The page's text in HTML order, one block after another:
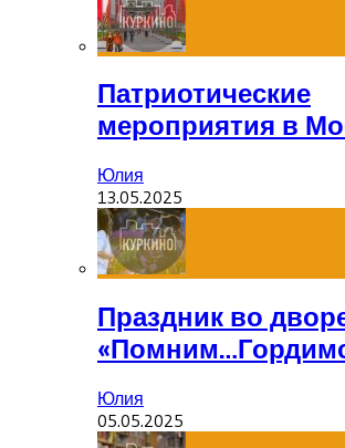
Патриотические
мероприятия в
Юлия
13.05.2025
Праздник во
Юлия
05.05.2025